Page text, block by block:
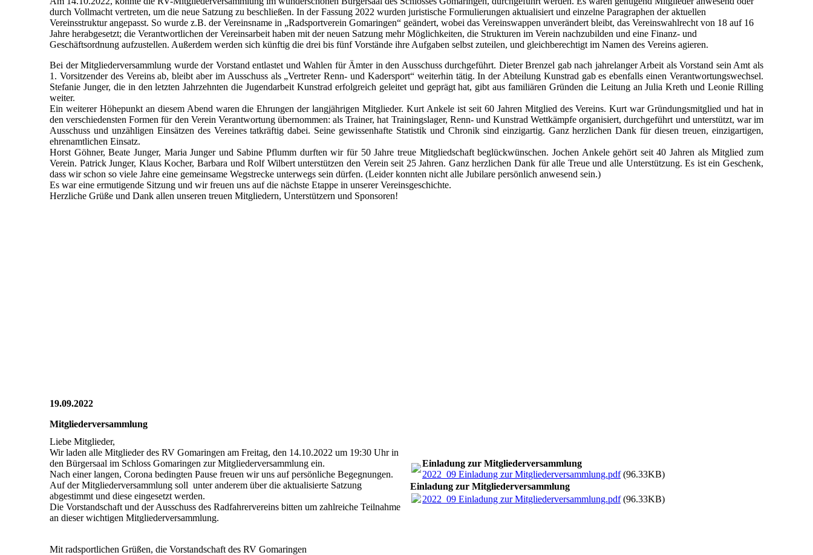
durch Vollmacht vertreten, um die neue Satzung zu beschließen. In der Fassung 2022 wurden juristische Formulierungen aktualisiert und einzelne Paragraphen der aktuellen
Vereinsstruktur angepasst. So wurde z.B. der Vereinsname in „Radsportverein Gomaringen“ geändert, wobei das Vereinswappen unverändert bleibt, das Vereinswahlrecht von 18 auf 16
Jahre herabgesetzt; die Verantwortlichen der Vereinsarbeit haben mit der neuen Satzung mehr Möglichkeiten, die Strukturen im Verein nachzubilden und eine Finanz- und
Geschäftsordnung aufzustellen. Außerdem werden sich künftig die drei bis fünf Vorstände ihre Aufgaben selbst zuteilen, und gleichberechtigt im Namen des Vereins agieren.
Bei der Mitgliederversammlung wurde der Vorstand entlastet und Wahlen für Ämter in den Ausschuss durchgeführt. Dieter Brenzel gab nach jahrelanger Arbeit als Vorstand sein Amt als
1. Vorsitzender des Vereins ab, bleibt aber im Ausschuss als „Vertreter Renn- und Kadersport“ weiterhin tätig. In der Abteilung Kunstrad gab es ebenfalls einen Verantwortungswechsel.
Stefanie Junger, die in den letzten Jahrzehnten die Jugendarbeit Kunstrad erfolgreich geleitet und geprägt hat, gibt aus familiären Gründen die Leitung an Julia Kreth und Leonie Rilling
weiter.
Ein weiterer Höhepunkt an diesem Abend waren die Ehrungen der langjährigen Mitglieder. Kurt Ankele ist seit 60 Jahren Mitglied des Vereins. Kurt war Gründungsmitglied und hat in
den verschiedensten Formen für den Verein Verantwortung übernommen: als Trainer, hat Trainingslager, Renn- und Kunstrad Wettkämpfe organisiert, durchgeführt und unterstützt, war im
Ausschuss und unzähligen Einsätzen des Vereines tatkräftig dabei. Seine gewissenhafte Statistik und Chronik sind einzigartig. Ganz herzlichen Dank für diesen treuen, einzigartigen,
ehrenamtlichen Einsatz.
Horst Göhner, Beate Junger, Maria Junger und Sabine Pflumm durften wir für 50 Jahre treue Mitgliedschaft beglückwünschen. Jochen Ankele gehört seit 40 Jahren als Mitglied zum
Verein. Patrick Junger, Klaus Kocher, Barbara und Rolf Wilbert unterstützen den Verein seit 25 Jahren. Ganz herzlichen Dank für alle Treue und alle Unterstützung. Es ist ein Geschenk,
dass wir schon so viele Jahre eine gemeinsame Wegstrecke unterwegs sein dürfen. (Leider konnten nicht alle Jubilare persönlich anwesend sein.)
Es war eine ermutigende Sitzung und wir freuen uns auf die nächste Etappe in unserer Vereinsgeschichte.
Herzliche Grüße und Dank allen unseren treuen Mitgliedern, Unterstützern und Sponsoren!
19.09.2022
Mitgliederversammlung
Liebe Mitglieder,
Wir laden alle Mitglieder des RV Gomaringen am Freitag, den 14.10.2022 um 19:30 Uhr in
den Bürgersaal im Schloss Gomaringen zur Mitgliederversammlung ein.
Nach einer langen, Corona bedingten Pause freuen wir uns auf persönliche Begegnungen.
Auf der Mitgliederversammlung soll unter anderem über die aktualisierte Satzung
abgestimmt und diese eingesetzt werden.
Die Vorstandschaft und der Ausschuss des Radfahrervereins bitten um zahlreiche Teilnahme
an dieser wichtigen Mitgliederversammlung.
Mit radsportlichen Grüßen, die Vorstandschaft des RV Gomaringen
Einladung zur Mitgliederversammlung
2022_09 Einladung zur Mitgliederversammlung.pdf(96.33KB)
Einladung zur Mitgliederversammlung
2022_09 Einladung zur Mitgliederversammlung.pdf(96.33KB)